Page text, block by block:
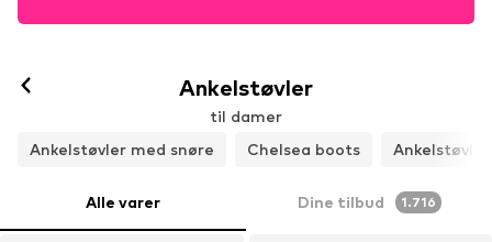
Ankelstøvler
til damer
Ankelstøvler med snøre
Chelsea boots
Alle varer Dine tilbud 1.716